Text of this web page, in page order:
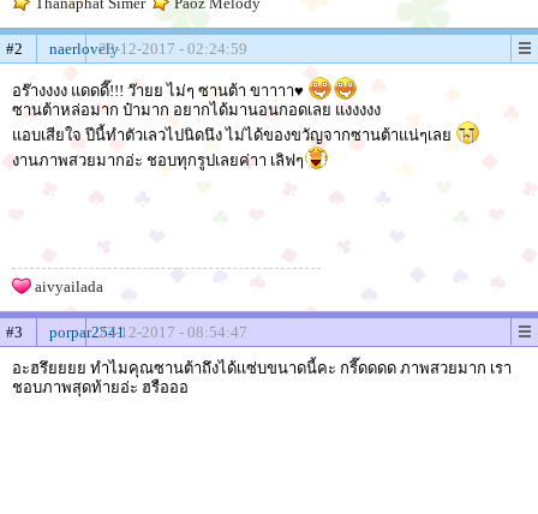
#2 naerlovely23-12-2017 - 02:24:59
อร๊างงงง แดดดี๊!!! ว๊ายย ไม่ๆ ซานต้า ขาาาา♥
ซานต้าหล่อมาก ป๋ามาก อยากได้มานอนกอดเลย แงงงงง
แอบเสียใจ ปีนี้ทำตัวเลวไปนิดนึง ไม่ได้ของขวัญจากซานต้าแน่ๆเลย
งานภาพสวยมากอ่ะ ชอบทุกรูปเลยค่าา เลิฟๆ
aivyailada
#3 porpar254123-12-2017 - 08:54:47
อะฮรึยยยย ทำไมคุณซานต้าถึงได้เเซ่บขนาดนี้คะ กรี๊ดดดด ภาพสวยมาก เรา
ชอบภาพสุดท้ายอ่ะ ฮรือออ